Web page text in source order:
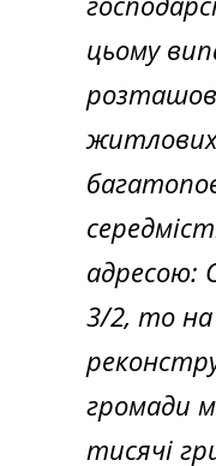
цьому
адресою:
3/2, то на
громади
тисячі